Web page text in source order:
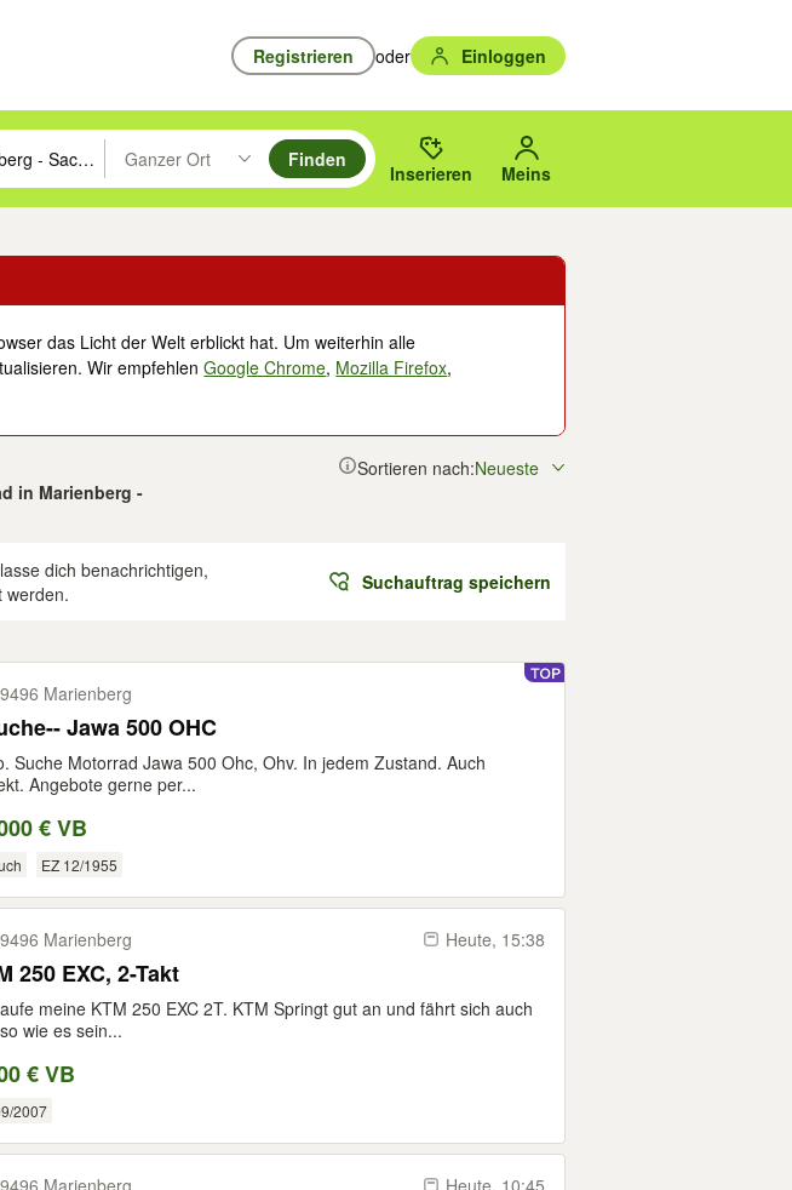
Registrieren oder Einloggen
Pfeiltasten nach oben/unten durchsuchen und mit Eingabetaste auswählen.
eingeben. Eingabetaste drücken um zu suchen, oder Vorschläge mit den Pfeiltasten nach oben/
Ganzer Ort
Suche im Umkreis des gewählten Orts oder PLZ.
Finden
Inserieren Meins
das Licht der Welt erblickt hat. Um weiterhin alle
Wir empfehlenGoogle Chrome, Mozilla Firefox,
in Marienberg -
Sortieren nach:Neueste
dich benachrichtigen,
werden.
Suchauftrag speichern
Marienberg
Jawa 500 OHC
Suche Motorrad Jawa 500 Ohc, Ohv. In jedem Zustand. Auch
Angebote gerne per...
€ VB
EZ 12/1955
Marienberg Heute, 15:38
250 EXC, 2-Takt
meine KTM 250 EXC 2T. KTM Springt gut an und fährt sich auch
wie es sein...
€ VB
2007
Marienberg Heute, 10:45